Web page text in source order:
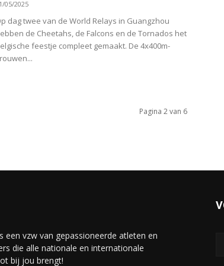
05/2025
dag twee van de World Relays in Guangzhou
de Cheetahs, de Falcons en de Tornados het
feestje compleet gemaakt. De 4x400m-
Pagina 2 van 6
een vzw van gepassioneerde atleten en
die alle nationale en internationale
bij jou brengt!